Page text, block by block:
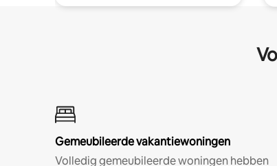
Gemeubileerde vakantiewoningen
Volledig gemeubileerde woningen hebben